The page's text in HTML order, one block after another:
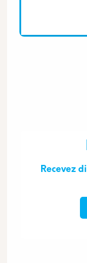
Recevez